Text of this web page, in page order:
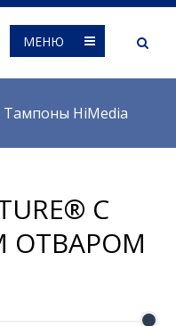
МЕНЮ
Тампоны HiMedia
С
ОТВАРОМ